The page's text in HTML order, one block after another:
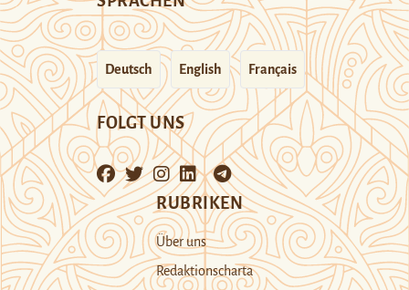
Deutsch English Français
FOLGT UNS
RUBRIKEN
Über uns
Redaktionscharta